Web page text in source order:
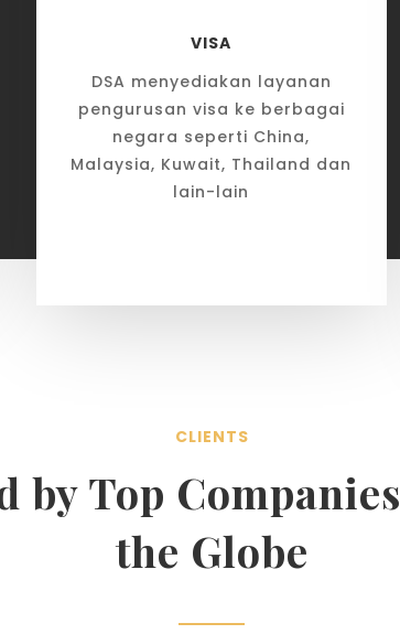
VISA
DSA menyediakan layanan
pengurusan visa ke berbagai
negara seperti China,
Malaysia, Kuwait, Thailand dan
lain-lain
CLIENTS
by Top
the Globe